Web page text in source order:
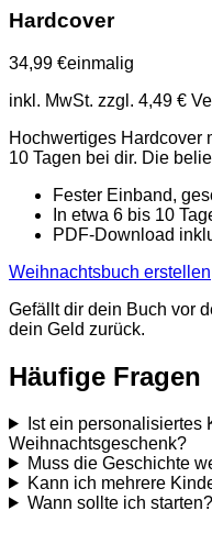
Hardcover
34,99 €einmalig
inkl. MwSt. zzgl. 4,49 €
Hochwertiges Hardcover
10 Tagen bei dir. Die
Fester Einband,
In etwa 6 bis 10
PDF-Download
Weihnachtsbuch erstellen
Gefällt dir dein Buch vor
dein Geld zurück.
Häufige Fragen
Ist ein personalisiertes
Weihnachtsgeschenk?
Muss die Geschichte
Kann ich mehrere
Wann sollte ich starten?